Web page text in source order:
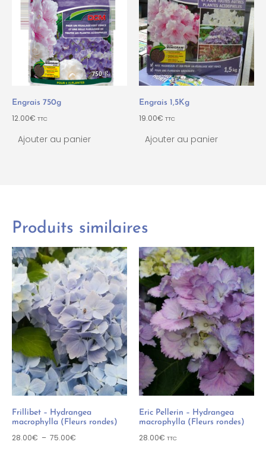
Engrais 750g
12.00€ TTC
Ajouter au panier
Engrais 1,5Kg
19.00€ TTC
Ajouter au panier
Produits similaires
Frillibet – Hydrangea
macrophylla (Fleurs rondes)
28.00€ – 75.00€
Eric Pellerin – Hydrangea
macrophylla (Fleurs rondes)
28.00€ TTC